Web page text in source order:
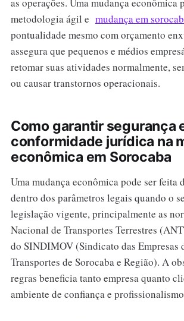
metodologia ágil e mudança em
pontualidade mesmo com orçamento
assegura que pequenos e médios
retomar suas atividades normalmente,
ou causar transtornos operacionais.
Como garantir segurança
conformidade jurídica na
econômica em Sorocaba
Uma mudança econômica pode ser feita
dentro dos parâmetros legais quando o
legislação vigente, principalmente as
Nacional de Transportes Terrestres
do SINDIMOV (Sindicato das Empresas
Transportes de Sorocaba e Região). A
regras beneficia tanto empresa quanto
ambiente de confiança e